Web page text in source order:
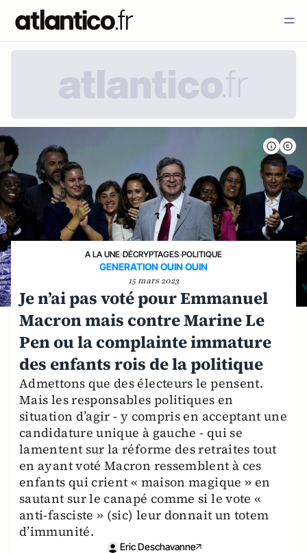
A LA UNE›DÉCRYPTAGES›POLITIQUE
GENERATION OUIN OUIN
15 mars 2023
Je n’ai pas voté pour Emmanuel
Macron mais contre Marine Le
Pen ou la complainte immature
des enfants rois de la politique
Admettons que des électeurs le pensent.
Mais les responsables politiques en
situation d’agir - y compris en acceptant une
candidature unique à gauche - qui se
lamentent sur la réforme des retraites tout
en ayant voté Macron ressemblent à ces
enfants qui crient « maison magique » en
sautant sur le canapé comme si le vote «
anti-fasciste » (sic) leur donnait un totem
d’immunité.
Eric Deschavanne